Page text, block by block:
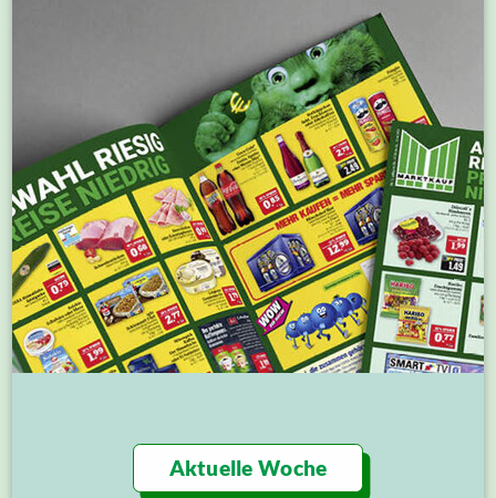
Aktuelle Woche